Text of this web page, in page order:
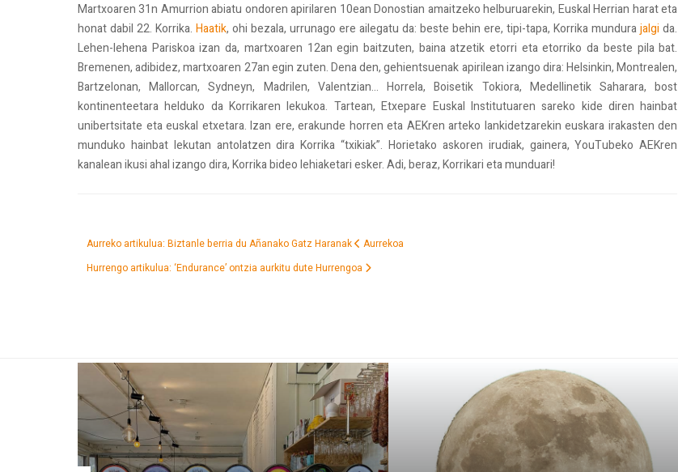
Martxoaren 31n Amurrion abiatu ondoren apirilaren 10ean Donostian amaitzeko helburuarekin, Euskal Herrian harat eta
honat dabil 22. Korrika.Haatik, ohi bezala, urrunago ere ailegatu da: beste behin ere, tipi-tapa, Korrika mundurajalgi da.
Lehen-lehena Pariskoa izan da, martxoaren 12an egin baitzuten, baina atzetik etorri eta etorriko da beste pila bat.
Bremenen, adibidez, martxoaren 27an egin zuten. Dena den, gehientsuenak apirilean izango dira: Helsinkin, Montrealen,
Bartzelonan, Mallorcan, Sydneyn, Madrilen, Valentzian... Horrela, Boisetik Tokiora, Medellinetik Saharara, bost
kontinenteetara helduko da Korrikaren lekukoa. Tartean, Etxepare Euskal Institutuaren sareko kide diren hainbat
unibertsitate eta euskal etxetara. Izan ere, erakunde horren eta AEKren arteko lankidetzarekin euskara irakasten den
munduko hainbat lekutan antolatzen dira Korrika “txikiak”. Horietako askoren irudiak, gainera, YouTubeko AEKren
kanalean ikusi ahal izango dira, Korrika bideo lehiaketari esker. Adi, beraz, Korrikari eta munduari!
Aurreko artikulua: Biztanle berria du Añanako Gatz Haranak
Aurrekoa
Hurrengo artikulua: ‘Endurance’ ontzia aurkitu duteHurrengoa